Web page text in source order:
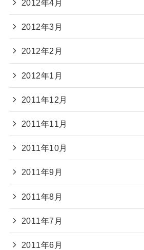
2012年4月
2012年3月
2012年2月
2012年1月
2011年12月
2011年11月
2011年10月
2011年9月
2011年8月
2011年7月
2011年6月